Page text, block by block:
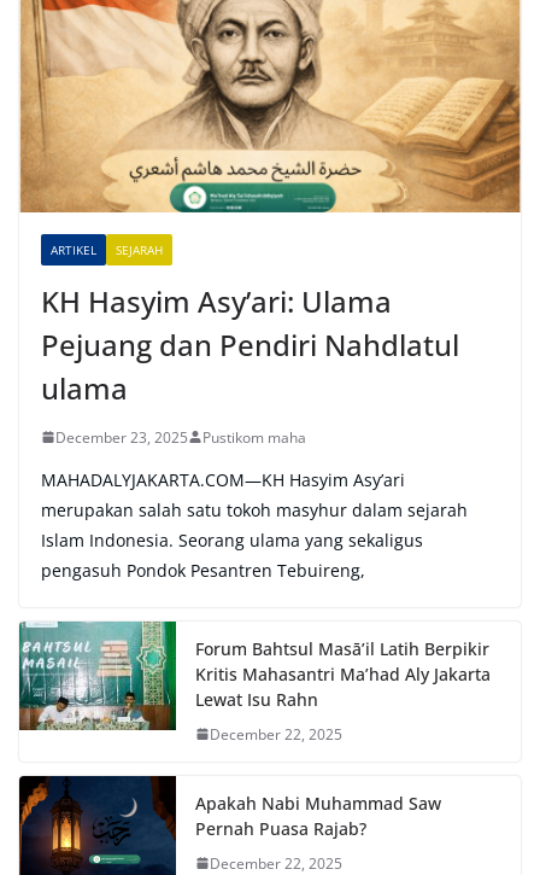
t
v
ARTIKEL SEJARAH
KH Hasyim Asy’ari: Ulama
Pejuang dan Pendiri Nahdlatul
ulama
December 23, 2025 Pustikom maha
MAHADALYJAKARTA.COM—KH Hasyim Asy’ari
merupakan salah satu tokoh masyhur dalam sejarah
Islam Indonesia. Seorang ulama yang sekaligus
pengasuh Pondok Pesantren Tebuireng,
Forum Bahtsul Masā’il Latih Berpikir
Kritis Mahasantri Ma’had Aly Jakarta
Lewat Isu Rahn
December 22, 2025
Apakah Nabi Muhammad Saw
Pernah Puasa Rajab?
December 22, 2025